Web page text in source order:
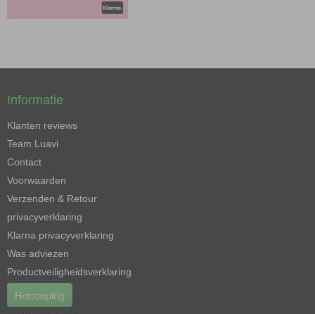
Informatie
Klanten reviews
Team Luavi
Contact
Voorwaarden
Verzenden & Retour
privacyverklaring
Klarna privacyverklaring
Was adviezen
Productveiligheidsverklaring
Herroeping